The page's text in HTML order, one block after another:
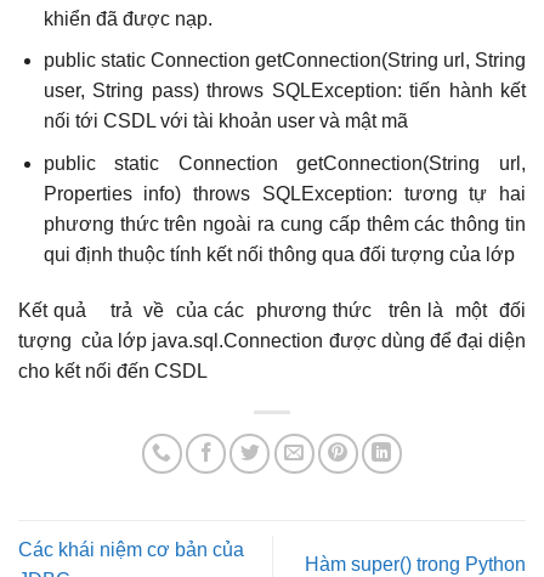
khiển đã được nạp.
public static Connection getConnection(String url, String
user, String pass) throws SQLException: tiến hành kết
nối tới CSDL với tài khoản user và mật mã
public static Connection getConnection(String url,
Properties info) throws SQLException: tương tự hai
phương thức trên ngoài ra cung cấp thêm các thông tin
qui định thuộc tính kết nối thông qua đối tượng của lớp
Kết quả trả về của các phương thức trên là một đối
tượng của lớp java.sql.Connection được dùng để đại diện
cho kết nối đến CSDL
Các khái niệm cơ bản của
Hàm super() trong Python